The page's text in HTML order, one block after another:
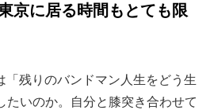
京に居る時間もとても限
残りのバンドマン人生をどう生
たいのか。自分と膝突き合わせて